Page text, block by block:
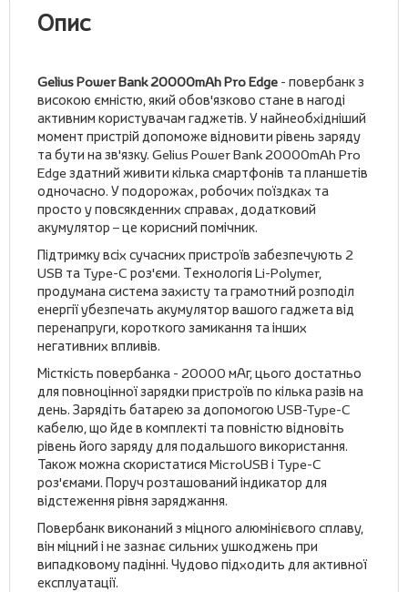
Опис
Gelius Power Bank 20000mAh Pro Edge - повербанк з
високою ємністю, який обов'язково стане в нагоді
активним користувачам гаджетів. У найнеобхідніший
момент пристрій допоможе відновити рівень заряду
та бути на зв'язку. Gelius Power Bank 20000mAh Pro
Edge здатний живити кілька смартфонів та планшетів
одночасно. У подорожах, робочих поїздках та
просто у повсякденних справах, додатковий
акумулятор – це корисний помічник.
Підтримку всіх сучасних пристроїв забезпечують 2
USB та Type-C роз'єми. Технологія Li-Polymer,
продумана система захисту та грамотний розподіл
енергії убезпечать акумулятор вашого гаджета від
перенапруги, короткого замикання та інших
негативних впливів.
Місткість повербанка - 20000 мАг, цього достатньо
для повноцінної зарядки пристроїв по кілька разів на
день. Зарядіть батарею за допомогою USB-Type-C
кабелю, що йде в комплекті та повністю відновіть
рівень його заряду для подальшого використання.
Також можна скористатися MicroUSB і Type-C
роз'ємами. Поруч розташований індикатор для
відстеження рівня заряджання.
Повербанк виконаний з міцного алюмінієвого сплаву,
він міцний і не зазнає сильних ушкоджень при
випадковому падінні. Чудово підходить для активної
експлуатації.